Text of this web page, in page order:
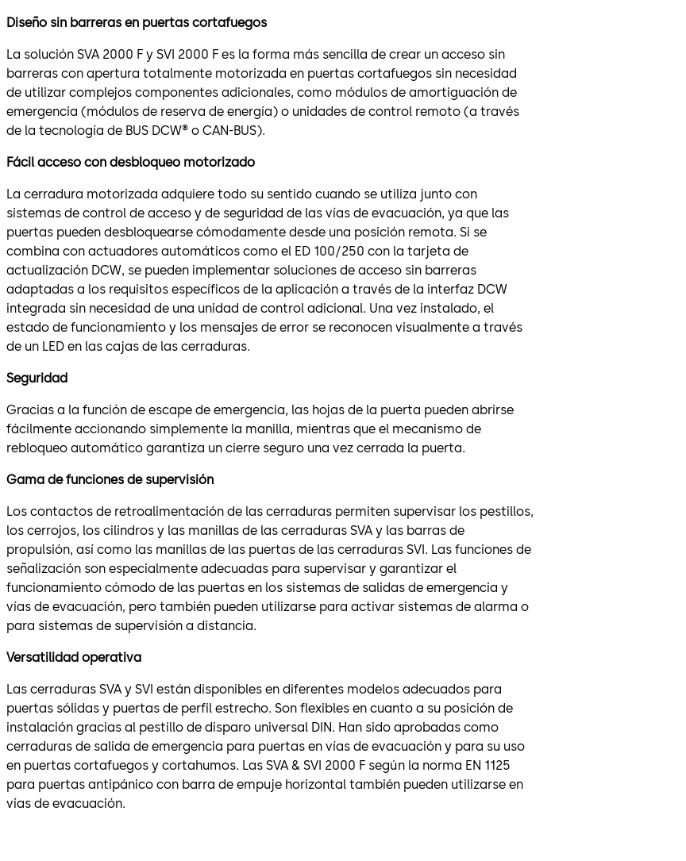
Diseño sin barreras en puertas cortafuegos
La solución SVA 2000 F y SVI 2000 F es la forma más sencilla de crear un acceso sin
barreras con apertura totalmente motorizada en puertas cortafuegos sin necesidad
de utilizar complejos componentes adicionales, como módulos de amortiguación de
emergencia (módulos de reserva de energía) o unidades de control remoto (a través
de la tecnología de BUS DCW® o CAN-BUS).
Fácil acceso con desbloqueo motorizado
La cerradura motorizada adquiere todo su sentido cuando se utiliza junto con
sistemas de control de acceso y de seguridad de las vías de evacuación, ya que las
puertas pueden desbloquearse cómodamente desde una posición remota. Si se
combina con actuadores automáticos como el ED 100/250 con la tarjeta de
actualización DCW, se pueden implementar soluciones de acceso sin barreras
adaptadas a los requisitos específicos de la aplicación a través de la interfaz DCW
integrada sin necesidad de una unidad de control adicional. Una vez instalado, el
estado de funcionamiento y los mensajes de error se reconocen visualmente a través
de un LED en las cajas de las cerraduras.
Seguridad
Gracias a la función de escape de emergencia, las hojas de la puerta pueden abrirse
fácilmente accionando simplemente la manilla, mientras que el mecanismo de
rebloqueo automático garantiza un cierre seguro una vez cerrada la puerta.
Gama de funciones de supervisión
Los contactos de retroalimentación de las cerraduras permiten supervisar los pestillos,
los cerrojos, los cilindros y las manillas de las cerraduras SVA y las barras de
propulsión, así como las manillas de las puertas de las cerraduras SVI. Las funciones de
señalización son especialmente adecuadas para supervisar y garantizar el
funcionamiento cómodo de las puertas en los sistemas de salidas de emergencia y
vías de evacuación, pero también pueden utilizarse para activar sistemas de alarma o
para sistemas de supervisión a distancia.
Versatilidad operativa
Las cerraduras SVA y SVI están disponibles en diferentes modelos adecuados para
puertas sólidas y puertas de perfil estrecho. Son flexibles en cuanto a su posición de
instalación gracias al pestillo de disparo universal DIN. Han sido aprobadas como
cerraduras de salida de emergencia para puertas en vías de evacuación y para su uso
en puertas cortafuegos y cortahumos. Las SVA & SVI 2000 F según la norma EN 1125
para puertas antipánico con barra de empuje horizontal también pueden utilizarse en
vías de evacuación.